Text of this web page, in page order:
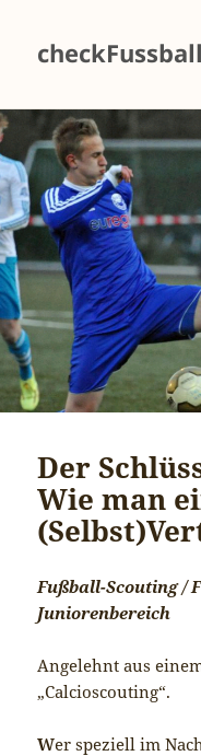
Der
Wie man
Fußball-Scouting /
Juniorenbereich
Angelehnt aus
„Calcioscouting“.
Wer speziell im